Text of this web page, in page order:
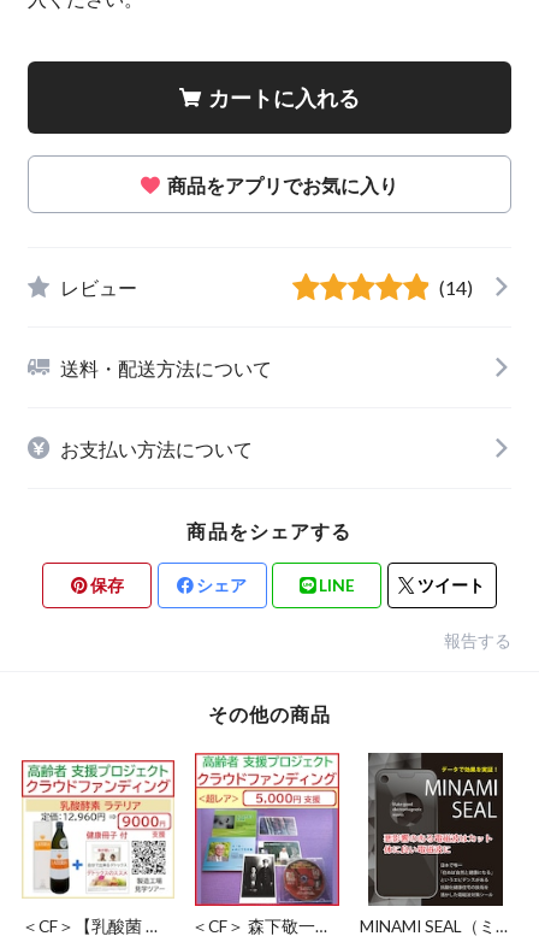
カートに入れる
商品をアプリでお気に入り
レビュー (14)
送料・配送方法について
お支払い方法について
商品をシェアする
保存 シェア LINE ツイート
報告する
その他の商品
＜CF＞【乳酸菌 ラ
＜CF＞ 森下敬一博
MINAMI SEAL（ミ